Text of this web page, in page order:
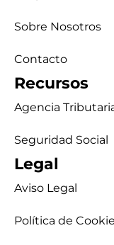
Sobre Nosotros
Contacto
Recursos
Agencia
Seguridad Social
Legal
Aviso Legal
Política de